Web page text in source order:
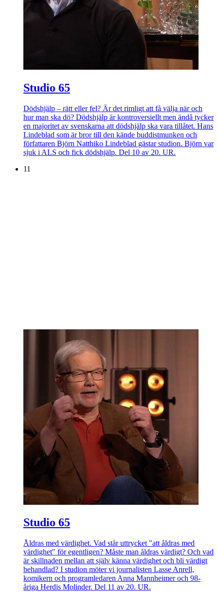
Studio 65
Dödshjälp – rätt eller fel? Är det rimligt att få välja när och
hur man ska dö? Dödshjälp är kontroversiellt men ändå tycker
en majoritet av svenskarna att dödshjälp ska vara tillåtet. Hans
Lindeblad som är bror till den kände buddistmunken och
författaren Björn Natthiko Lindeblad gästar studion. Björn var
sjuk i ALS och fick dödshjälp. Del 10 av 20. UR.
11
Studio 65
Åldras med värdighet. Vad står uttrycket "att åldras med
värdighet" för egentligen? Måste man åldras värdigt? Och vad
är skillnaden mellan att själv känna värdighet och bli värdigt
behandlad? I studion möter vi journalisten Lasse Anrell,
komikern och programledaren Anna Mannheimer och 98-
åriga Herdis Molinder. Del 11 av 20. UR.